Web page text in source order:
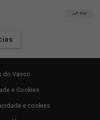
TOP
do Vasco
e Cookies
e cookies